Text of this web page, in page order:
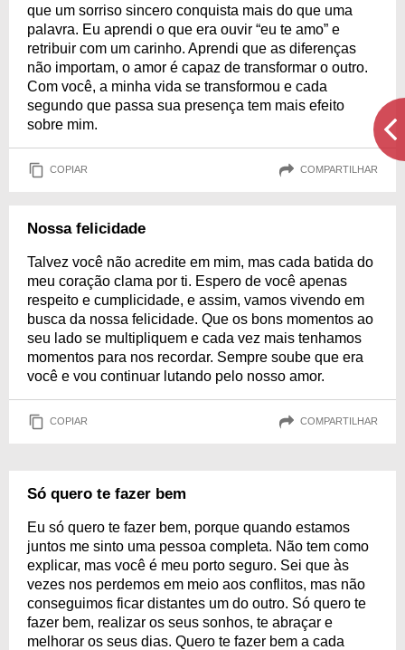
que um sorriso sincero conquista mais do que uma
palavra. Eu aprendi o que era ouvir “eu te amo” e
retribuir com um carinho. Aprendi que as diferenças
não importam, o amor é capaz de transformar o outro.
Com você, a minha vida se transformou e cada
segundo que passa sua presença tem mais efeito
sobre mim.
COPIAR COMPARTILHAR
Nossa felicidade
Talvez você não acredite em mim, mas cada batida do
meu coração clama por ti. Espero de você apenas
respeito e cumplicidade, e assim, vamos vivendo em
busca da nossa felicidade. Que os bons momentos ao
seu lado se multipliquem e cada vez mais tenhamos
momentos para nos recordar. Sempre soube que era
você e vou continuar lutando pelo nosso amor.
COPIAR COMPARTILHAR
Só quero te fazer bem
Eu só quero te fazer bem, porque quando estamos
juntos me sinto uma pessoa completa. Não tem como
explicar, mas você é meu porto seguro. Sei que às
vezes nos perdemos em meio aos conflitos, mas não
conseguimos ficar distantes um do outro. Só quero te
fazer bem, realizar os seus sonhos, te abraçar e
melhorar os seus dias. Quero te fazer bem a cada